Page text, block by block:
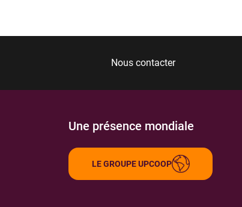
Nous contacter
Une présence mondiale
LE GROUPE UPCOOP